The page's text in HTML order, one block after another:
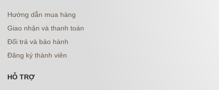
Hướng dẫn mua hàng
Giao nhận và thanh toán
Đổi trả và bảo hành
Đăng ký thành viên
HỖ TRỢ